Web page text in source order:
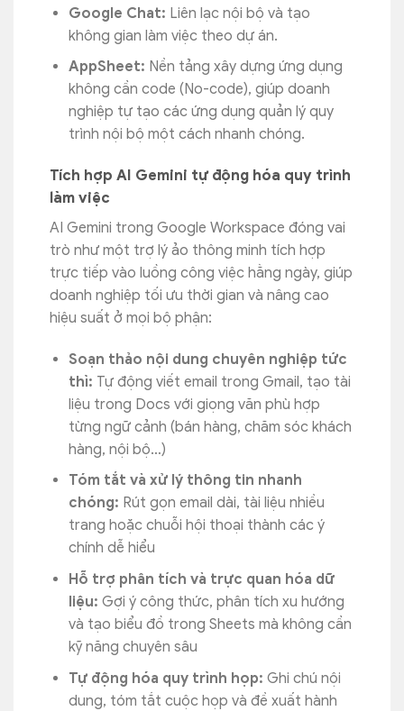
Google Chat: Liên lạc nội bộ và tạo
không gian làm việc theo dự án.
AppSheet: Nền tảng xây dựng ứng dụng
không cần code (No-code), giúp doanh
nghiệp tự tạo các ứng dụng quản lý quy
trình nội bộ một cách nhanh chóng.
Tích hợp AI Gemini tự động hóa quy trình
làm việc
AI Gemini trong Google Workspace đóng vai
trò như một trợ lý ảo thông minh tích hợp
trực tiếp vào luồng công việc hằng ngày, giúp
doanh nghiệp tối ưu thời gian và nâng cao
hiệu suất ở mọi bộ phận:
Soạn thảo nội dung chuyên nghiệp tức
thì: Tự động viết email trong Gmail, tạo tài
liệu trong Docs với giọng văn phù hợp
từng ngữ cảnh (bán hàng, chăm sóc khách
hàng, nội bộ…)
Tóm tắt và xử lý thông tin nhanh
chóng: Rút gọn email dài, tài liệu nhiều
trang hoặc chuỗi hội thoại thành các ý
chính dễ hiểu
Hỗ trợ phân tích và trực quan hóa dữ
liệu: Gợi ý công thức, phân tích xu hướng
và tạo biểu đồ trong Sheets mà không cần
kỹ năng chuyên sâu
Tự động hóa quy trình họp: Ghi chú nội
dung, tóm tắt cuộc họp và đề xuất hành